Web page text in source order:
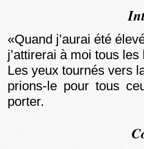
«Quand j’aurai été
j’attirerai à moi tous
Les yeux tournés vers
prions-le pour tous
porter.